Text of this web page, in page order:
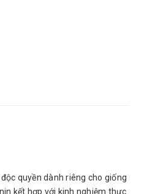
quyền dành riêng cho giống
kết hợp với kinh nghiệm thực